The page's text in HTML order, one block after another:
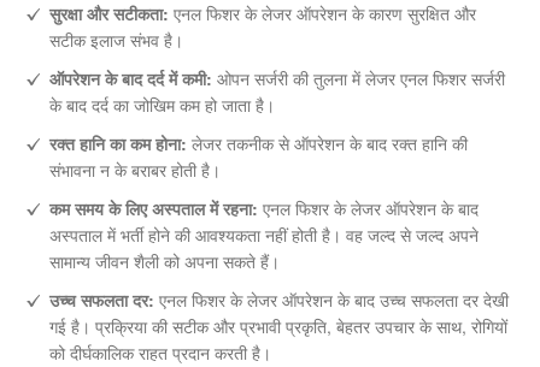
सुरक्षा और सटीकता: एनल फिशर के लेजर ऑपरेशन के कारण सुरक्षित और
सटीक इलाज संभव है।
ऑपरेशन के बाद दर्द में कमी: ओपन सर्जरी की तुलना में लेजर एनल फिशर सर्जरी
के बाद दर्द का जोखिम कम हो जाता है।
रक्त हानि का कम होना: लेजर तकनीक से ऑपरेशन के बाद रक्त हानि की
संभावना न के बराबर होती है।
कम समय के लिए अस्पताल में रहना: एनल फिशर के लेजर ऑपरेशन के बाद
अस्पताल में भर्ती होने की आवश्यकता नहीं होती है। वह जल्द से जल्द अपने
सामान्य जीवन शैली को अपना सकते हैं।
उच्च सफलता दर: एनल फिशर के लेजर ऑपरेशन के बाद उच्च सफलता दर देखी
गई है। प्रक्रिया की सटीक और प्रभावी प्रकृति, बेहतर उपचार के साथ, रोगियों
को दीर्घकालिक राहत प्रदान करती है।